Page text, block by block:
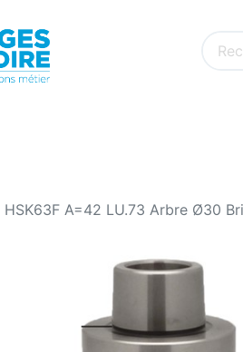
A=42 LU.73 Arbre Ø30